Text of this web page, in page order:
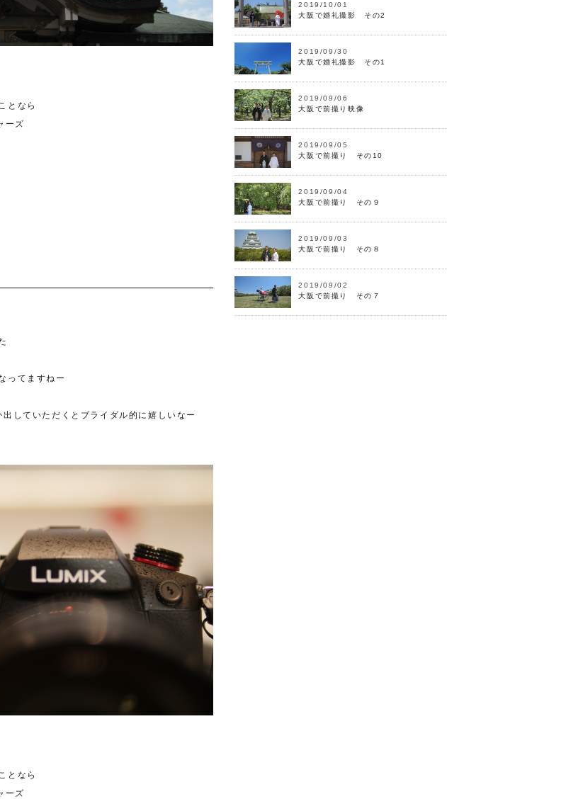
となら
ーズ
ってますねー
していただくとブライダル的に嬉しいなー
となら
ーズ
2019/10/01
大阪で婚礼撮影 その2
2019/09/30
大阪で婚礼撮影 その1
2019/09/06
大阪で前撮り映像
2019/09/05
大阪で前撮り その10
2019/09/04
大阪で前撮り その９
2019/09/03
大阪で前撮り その８
2019/09/02
大阪で前撮り その７